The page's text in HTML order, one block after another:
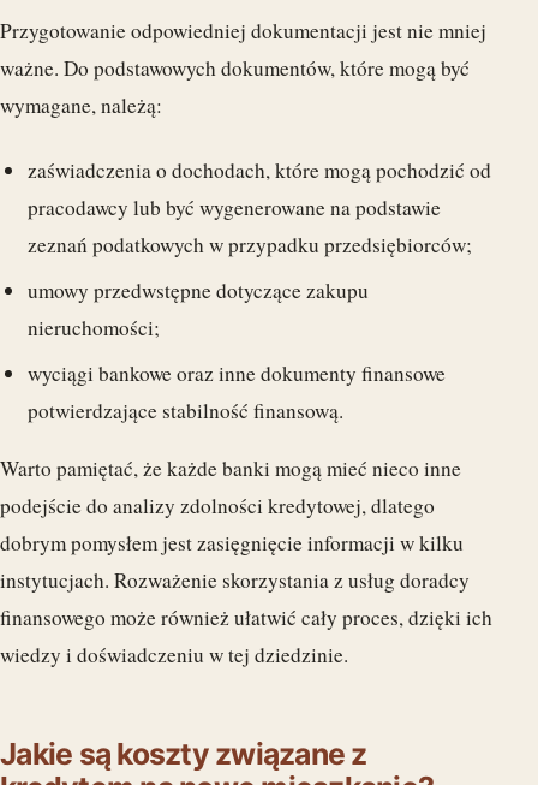
Przygotowanie odpowiedniej dokumentacji jest nie mniej
ważne. Do podstawowych dokumentów, które mogą być
wymagane, należą:
zaświadczenia o dochodach, które mogą pochodzić od
pracodawcy lub być wygenerowane na podstawie
zeznań podatkowych w przypadku przedsiębiorców;
umowy przedwstępne dotyczące zakupu
nieruchomości;
wyciągi bankowe oraz inne dokumenty finansowe
potwierdzające stabilność finansową.
Warto pamiętać, że każde banki mogą mieć nieco inne
podejście do analizy zdolności kredytowej, dlatego
dobrym pomysłem jest zasięgnięcie informacji w kilku
instytucjach. Rozważenie skorzystania z usług doradcy
finansowego może również ułatwić cały proces, dzięki ich
wiedzy i doświadczeniu w tej dziedzinie.
Jakie są koszty związane z